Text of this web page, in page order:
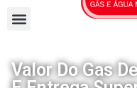
Valor Do Gas